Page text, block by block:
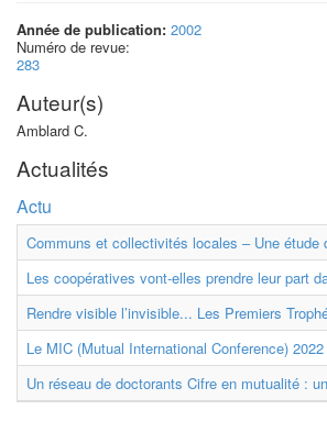
Année de publication: 2002
Numéro de revue:
283
Auteur(s)
Amblard C.
Actualités
Actu
Communs et collectivités locales – Une
Les coopératives vont-elles prendre leur part
Rendre visible l’invisible... Les Premiers
Le MIC (Mutual International Conference)
Un réseau de doctorants Cifre en mutualité :